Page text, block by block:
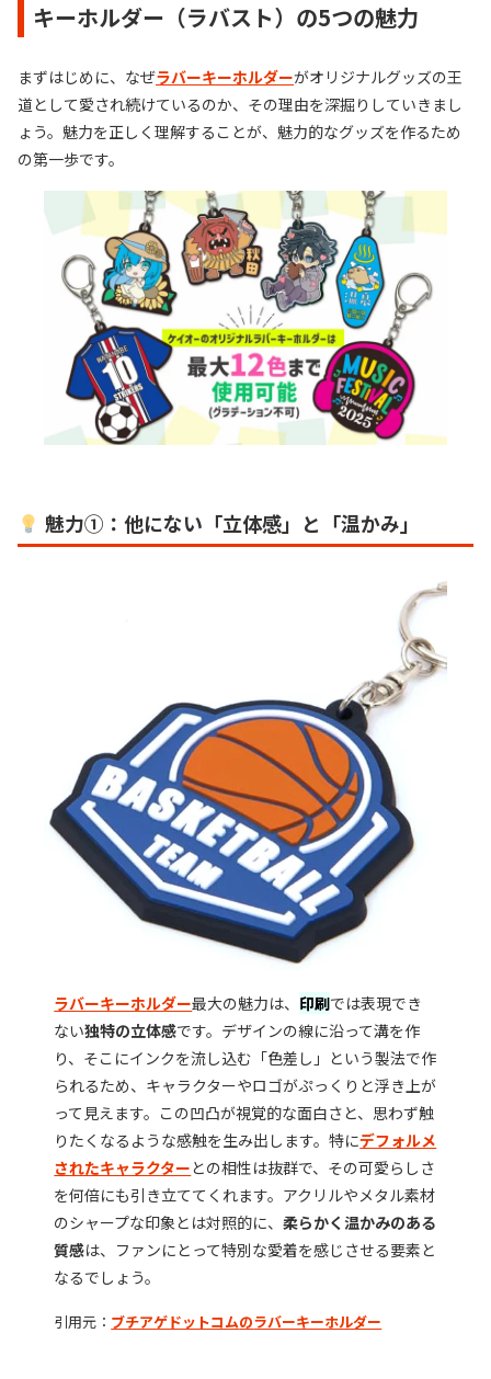
キーホルダー（ラバスト）の5つの魅力
まずはじめに、なぜラバーキーホルダーがオリジナルグッズの王
道として愛され続けているのか、その理由を深掘りしていきまし
ょう。魅力を正しく理解することが、魅力的なグッズを作るため
の第一歩です。
魅力①：他にない「立体感」と「温かみ」
ラバーキーホルダー最大の魅力は、 印刷では表現でき
ない独特の立体感です。デザインの線に沿って溝を作
り、そこにインクを流し込む「色差し」という製法で作
られるため、キャラクターやロゴがぷっくりと浮き上が
って見えます。この凹凸が視覚的な面白さと、思わず触
りたくなるような感触を生み出します。特にデフォルメ
されたキャラクターとの相性は抜群で、その可愛らしさ
を何倍にも引き立ててくれます。アクリルやメタル素材
のシャープな印象とは対照的に、柔らかく温かみのある
質感は、ファンにとって特別な愛着を感じさせる要素と
なるでしょう。
引用元： ブチアゲドットコムのラバーキーホルダー